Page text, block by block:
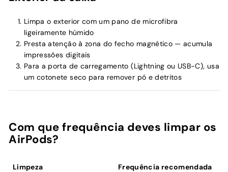
Limpa o exterior com um pano de microfibra
ligeiramente húmido
Presta atenção à zona do fecho magnético — acumula
impressões digitais
Para a porta de carregamento (Lightning ou USB-C), usa
um cotonete seco para remover pó e detritos
Com que frequência deves limpar os
AirPods?
Limpeza
Frequência recomendada